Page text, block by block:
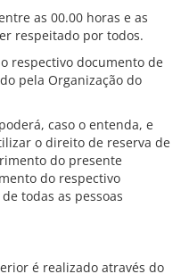
as 00.00 horas e as
respeitado por todos.
respectivo documento de
pela Organização do
caso o entenda, e
o direito de reserva de
do presente
do respectivo
todas as pessoas
é realizado através do